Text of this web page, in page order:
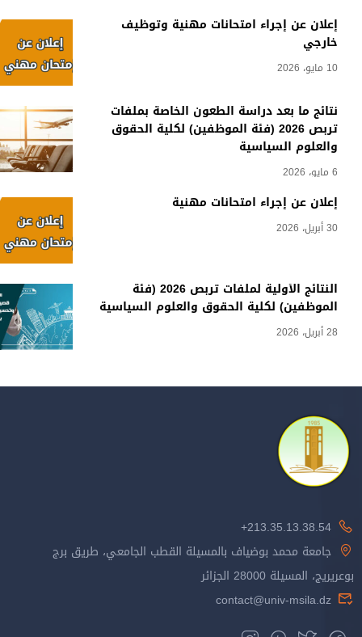
إعلان عن إجراء امتحانات مهنية وتوظيف
خارجي
10 مايو، 2026
نتائج ما بعد دراسة الطعون الخاصة بملفات
تربص 2026 (فئة الموظفين) لكلية الحقوق
والعلوم السياسية
6 مايو، 2026
إعلان عن إجراء امتحانات مهنية
30 أبريل، 2026
النتائج الأولية لملفات تربص 2026 (فئة
الموظفين) لكلية الحقوق والعلوم السياسية
28 أبريل، 2026
213.35.13.38.54+
جامعة محمد بوضياف بالمسيلة القطب الجامعي، طريق برج
بوعريريج، المسيلة 28000 الجزائر
contact@univ-msila.dz